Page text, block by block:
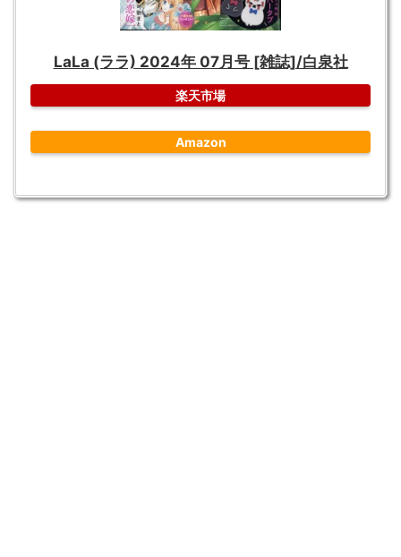
LaLa (ララ) 2024年 07月号 [雑誌]/白泉社
楽天市場
Amazon